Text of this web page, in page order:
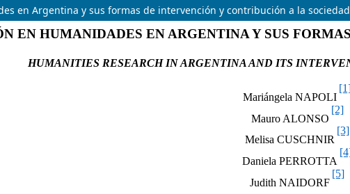
en Argentina y sus formas de intervención y contribución a la sociedad